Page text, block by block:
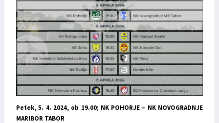
Petek, 5. 4. 2024, ob 19.00; NK POHORJE – NK NOVOGRADNJE
MARIBOR TABOR